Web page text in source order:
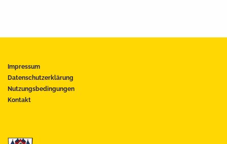
Impressum
Datenschutzerklärung
Nutzungsbedingungen
Kontakt